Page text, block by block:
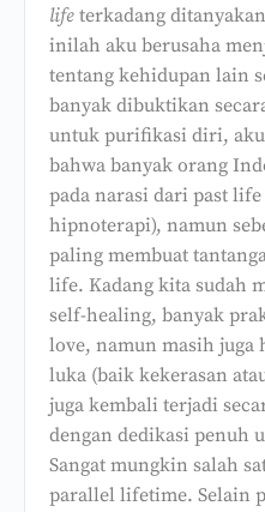
life terkadang
inilah aku berusaha
tentang kehidupan lain
banyak dibuktikan
untuk purifikasi diri,
bahwa banyak orang
pada narasi dari past
hipnoterapi), namun
paling membuat
life. Kadang kita sudah
self-healing, banyak
love, namun masih juga
luka (baik kekerasan
juga kembali terjadi
dengan dedikasi penuh
Sangat mungkin salah
parallel lifetime. Selain